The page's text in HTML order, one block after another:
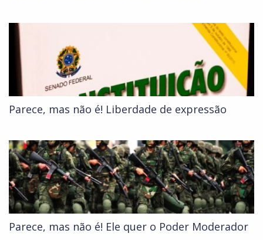
Parece, mas não é! Liberdade de expressão
Parece, mas não é! Ele quer o Poder Moderador